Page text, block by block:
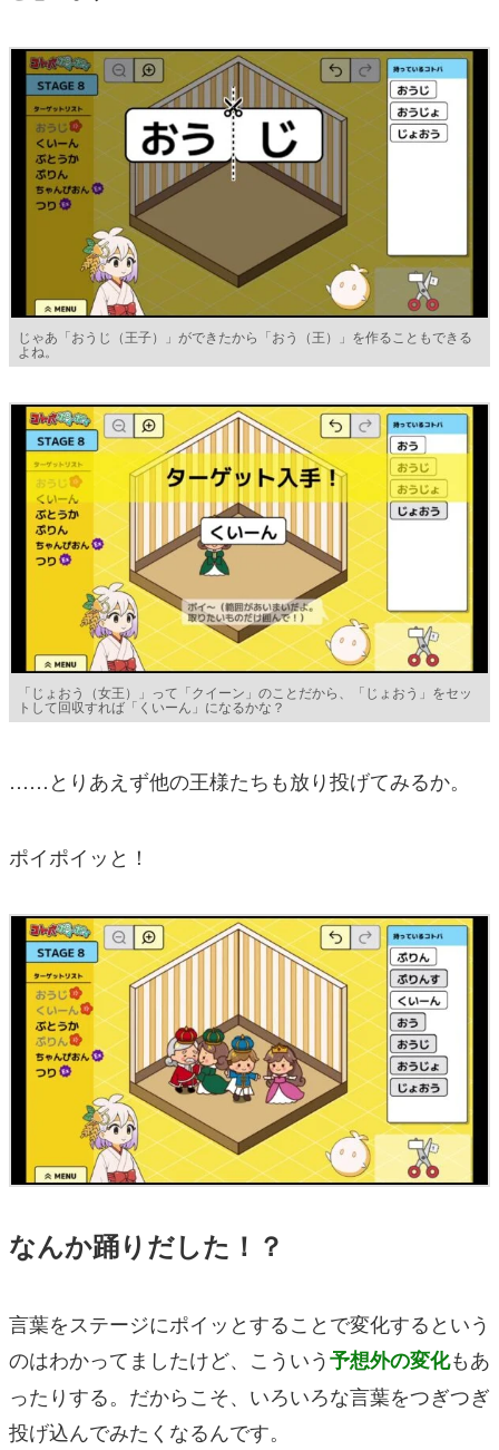
じゃあ「おうじ（王子）」ができたから「おう（王）」を作ることもできる
よね。
「じょおう（女王）」って「クイーン」のことだから、「じょおう」をセッ
トして回収すれば「くいーん」になるかな？
……とりあえず他の王様たちも放り投げてみるか。
ポイポイッと！
なんか踊りだした！？
言葉をステージにポイッとすることで変化するという
のはわかってましたけど、こういう予想外の変化もあ
ったりする。だからこそ、いろいろな言葉をつぎつぎ
投げ込んでみたくなるんです。